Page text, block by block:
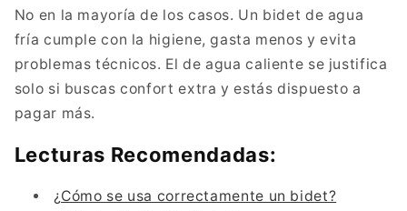
No en la mayoría de los casos. Un bidet de agua
fría cumple con la higiene, gasta menos y evita
problemas técnicos. El de agua caliente se justifica
solo si buscas confort extra y estás dispuesto a
pagar más.
Lecturas Recomendadas:
¿Cómo se usa correctamente un bidet?